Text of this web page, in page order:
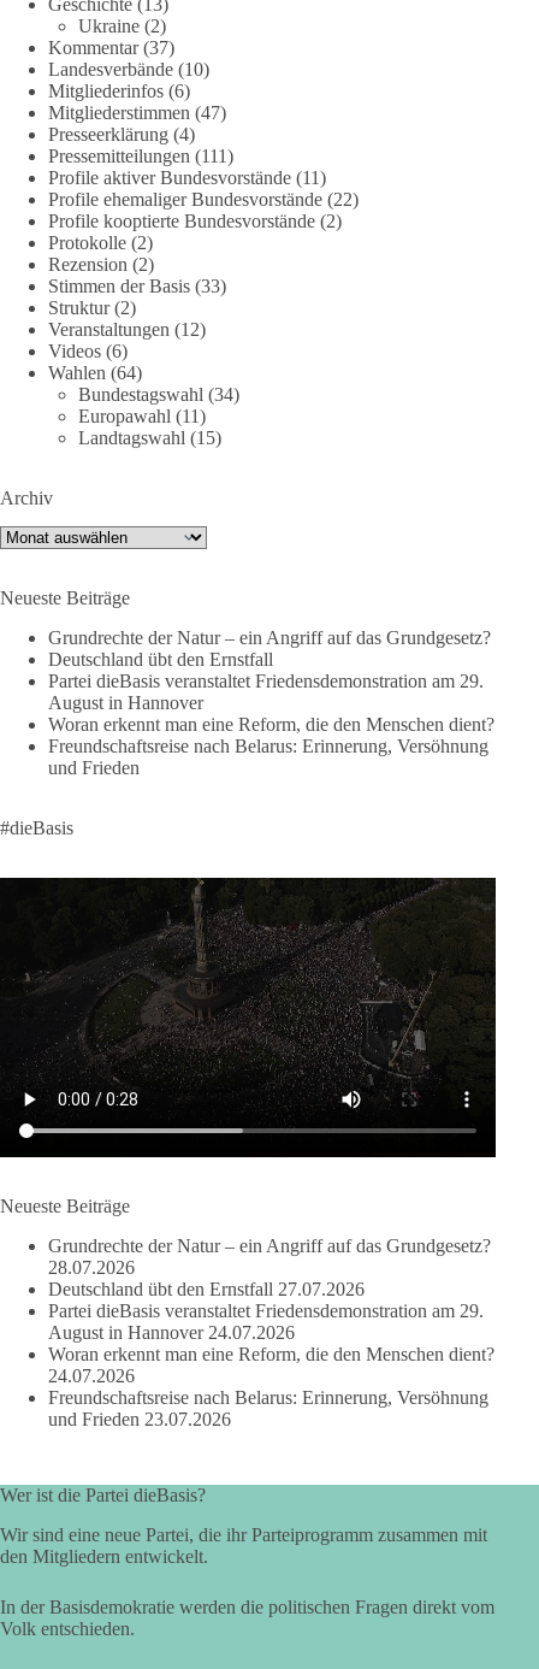
7 8
DieBasis
2 Tage(n) zuvor
Jetzt dieBasis Sachsen-Anhalt unterstützen!
Die Landtagswahl 2026 in Sachsen-Anhalt findet am 6.
September statt. Die Inhalte stehen – jetzt müssen sie gesehen,
geteilt und diskutiert werden.
Folge unseren Kanälen:
Facebook:
https://www.facebook.com/groups/diebasissachsenanhalt/
Instragram:
https://www.instagram.com/die_basis_sachsen_anhalt/
Tiktok: https://www.tiktok.com/@diebasis_sachsenanhalt
🟩🟩🟦🟦🟥🟥🟧🟧
Menschen mitbekommen, wofür wir stehen und warum es sich
lohnt, dieBasis zu wählen.
Mehr Infos:https://diebasis-st.de/wahlprogramm/
#dieBasis #Landtagswahl
#DeineStimmezählt #jetztunterstützen
58
DieBasis
🔎 Über 100-mal keine Antwort.
Anthony Fauci, Immunologe und Berater des ehemaligen US-
Präsidenten, hat bei einer Anhörung des US-Senats auf mehr
als 100 Fragen die Aussage verweigert. Die juristische
Bewertung werden Gerichte und Ermittlungen klären – auch
auf Basis seines Tagebuches. Doch unabhängig davon zeigt
der Vorgang eines deutlich:
Antworten:
❓ Wie wurden politische Entscheidungen getroffen?
❓ Welche Maßnahmen waren notwendig und welche nicht?
❓Und wer übernimmt die Verantwortung für die massiven
Folgen für Kinder, Familien, Unternehmen und das Vertrauen
in unseren Rechtsstaat?
Fragen zu vermeiden. Sie lebt davon, Fragen offen zu stellen
und transparent zu beantworten.
dieBasis fordert deshalb weiterhin eine unabhängige,
vollständige und transparente Aufarbeitung der Corona-Politik.
Ukraine (2)
Kommentar(37)
Landesverbände (10)
Mitgliederinfos (6)
Mitgliederstimmen (47)
Presseerklärung (4)
Pressemitteilungen (111)
Profile aktiver Bundesvorstände (11)
Profile ehemaliger Bundesvorstände (22)
Profile kooptierte Bundesvorstände (2)
Protokolle (2)
Rezension (2)
Stimmen der Basis (33)
Struktur(2)
Veranstaltungen (12)
Videos (6)
Wahlen (64)
Bundestagswahl (34)
Europawahl (11)
Landtagswahl (15)
Archiv
Archiv
Neueste Beiträge
Grundrechte der Natur – ein Angriff auf das Grundgesetz?
Deutschland übt den Ernstfall
Partei dieBasis veranstaltet Friedensdemonstration am 29.
August in Hannover
Woran erkennt man eine Reform, die den Menschen dient?
Freundschaftsreise nach Belarus: Erinnerung, Versöhnung
und Frieden
#dieBasis
Neueste Beiträge
Grundrechte der Natur – ein Angriff auf das Grundgesetz?
28.07.2026
Deutschland übt den Ernstfall 27.07.2026
Partei dieBasis veranstaltet Friedensdemonstration am 29.
August in Hannover 24.07.2026
Woran erkennt man eine Reform, die den Menschen dient?
24.07.2026
Freundschaftsreise nach Belarus: Erinnerung, Versöhnung
und Frieden 23.07.2026
Wer ist die Partei dieBasis?
Wir sind eine neue Partei, die ihr Parteiprogramm zusammen mit
den Mitgliedern entwickelt.
In der Basisdemokratie werden die politischen Fragen direkt vom
Volk entschieden.